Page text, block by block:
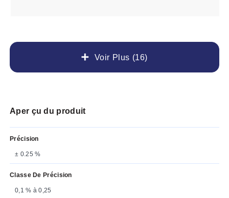
Voir Plus (16)
Aper çu du produit
Précision
± 0.25 %
Classe De Précision
0,1 % à 0,25